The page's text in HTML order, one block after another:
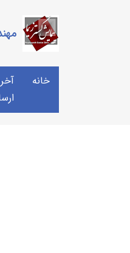
خانه